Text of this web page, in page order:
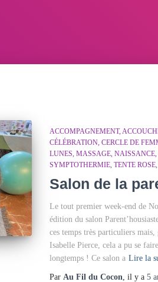
ACCOMPAGNEMENT
CÉLÉBRATION CERCLE DE
LUNES MASSAGE NAISSANCE
SYMPTOTHERMIE TENTE ROSE
Salon de la
Le tout premier week-end de
édition du salon
ces temps très particuliers
Isabelle Pierce, cela a pu se
longtemps ! Ce salon a Lire la
Par Au Fil du Cocon, il y a 5